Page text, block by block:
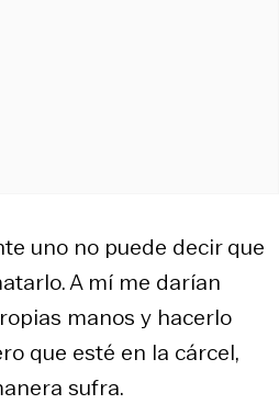
uno no puede decir que
A mí me darían
manos y hacerlo
que esté en la cárcel,
sufra.